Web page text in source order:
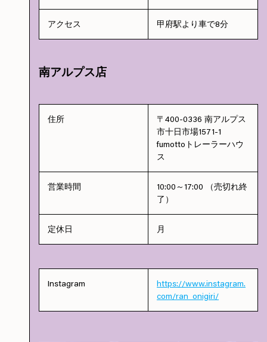
アクセス 甲府駅より車で8分
南アルプス店
住所
〒400-0336 南アルプス
市十日市場1571-1
fumottoトレーラーハウ
ス
営業時間
10:00～17:00 （売切れ終
了）
定休日 月
Instagram
https://www.instagram.
com/ran_onigiri/